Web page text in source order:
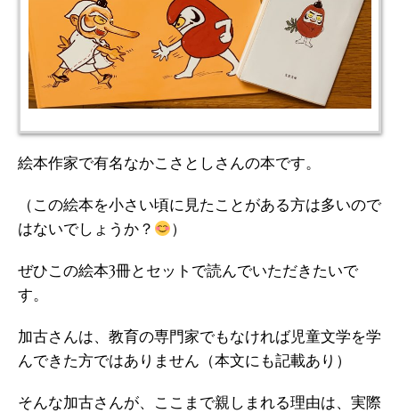
絵本作家で有名なかこさとしさんの本です。
（この絵本を小さい頃に見たことがある方は多いので
はないでしょうか？
）
ぜひこの絵本3冊とセットで読んでいただきたいで
す。
加古さんは、教育の専門家でもなければ児童文学を学
んできた方ではありません（本文にも記載あり）
そんな加古さんが、ここまで親しまれる理由は、実際